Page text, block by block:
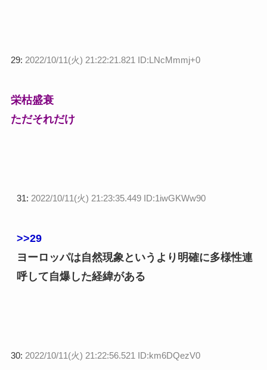
29: 2022/10/11(火) 21:22:21.821 ID:LNcMmmj+0
栄枯盛衰
ただそれだけ
31: 2022/10/11(火) 21:23:35.449 ID:1iwGKWw90
>>29
ヨーロッパは自然現象というより明確に多様性連
呼して自爆した経緯がある
30: 2022/10/11(火) 21:22:56.521 ID:km6DQezV0